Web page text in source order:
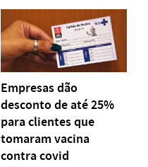
Empresas dão
desconto de até 25%
para clientes que
tomaram vacina
contra covid